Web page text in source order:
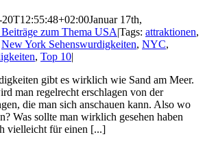
20T12:55:48+02:00Januar 17th,
zum Thema USA|Tags: attraktionen,
New York Sehenswurdigkeiten, NYC,
, Top 10|
gibt es wirklich wie Sand am Meer.
man regelrecht erschlagen von der
die man sich anschauen kann. Also wo
Was sollte man wirklich gesehen haben
vielleicht für einen [...]